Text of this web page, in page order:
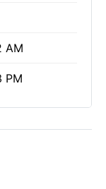
AM
PM